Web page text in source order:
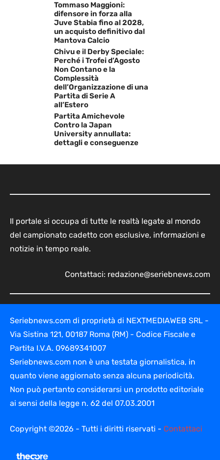
Tommaso Maggioni:
difensore in forza alla
Juve Stabia fino al 2028,
un acquisto definitivo dal
Mantova Calcio
Chivu e il Derby Speciale:
Perché i Trofei d’Agosto
Non Contano e la
Complessità
dell’Organizzazione di una
Partita di Serie A
all’Estero
Partita Amichevole
Contro la Japan
University annullata:
dettagli e conseguenze
Il portale si occupa di tutte le realtà legate al mondo
del campionato cadetto con esclusive, informazioni e
notizie in tempo reale.
Contattaci: redazione@seriebnews.com
Seriebnews.com di proprietà di NEXTMEDIAWEB SRL -
Via Sistina 121, 00187 Roma (RM) - Codice Fiscale e
Partita I.V.A. 09689341007
Seriebnews.com non è una testata giornalistica, in
quanto viene aggiornato senza alcuna periodicità.
Non può pertanto considerarsi un prodotto editoriale
ai sensi della legge n. 62 del 07.03.2001
Copyright ©2026 - Tutti i diritti riservati - Contattaci